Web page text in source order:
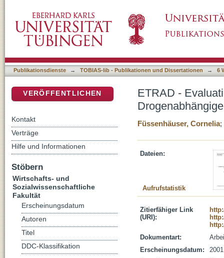
Publikationsdienste → TOBIAS-lib - Publikationen und Dissertationen → 6
ETRAD -
Drogenabhängige
Füssenhäuser, Cornelia;
Dateien:
Aufrufstatistik
Zitierfähiger Link
(URI):
Dokumentart:
Erscheinungsdatum:
2001
VERÖFFENTLICHEN
Kontakt
Verträge
Hilfe und Informationen
Stöbern
Wirtschafts- und
Sozialwissenschaftliche
Fakultät
Erscheinungsdatum
Autoren
Titel
DDC-Klassifikation